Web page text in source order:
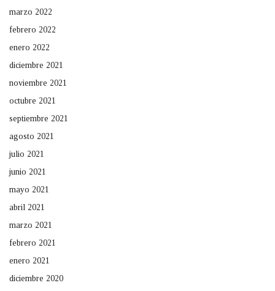
marzo 2022
febrero 2022
enero 2022
diciembre 2021
noviembre 2021
octubre 2021
septiembre 2021
agosto 2021
julio 2021
junio 2021
mayo 2021
abril 2021
marzo 2021
febrero 2021
enero 2021
diciembre 2020